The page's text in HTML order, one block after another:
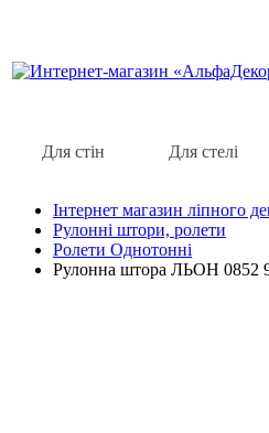
Для стін Для стелі
Інтернет магазин ліпного
Рулонні штори, ролети
Ролети Однотонні
Рулонна штора ЛЬОН 0852